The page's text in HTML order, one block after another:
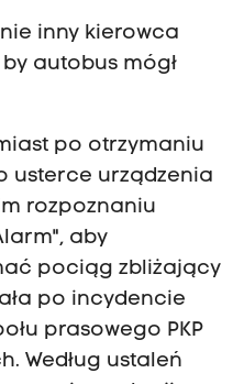
inny kierowca
autobus mógł
po otrzymaniu
usterce urządzenia
rozpoznaniu
aby
pociąg zbliżający
po incydencie
prasowego PKP
Według ustaleń